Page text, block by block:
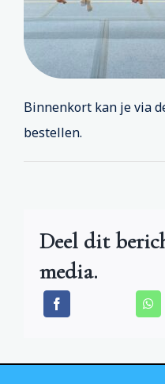
Trooper
Binnenkort kan je via
bestellen.
Deel dit
media.